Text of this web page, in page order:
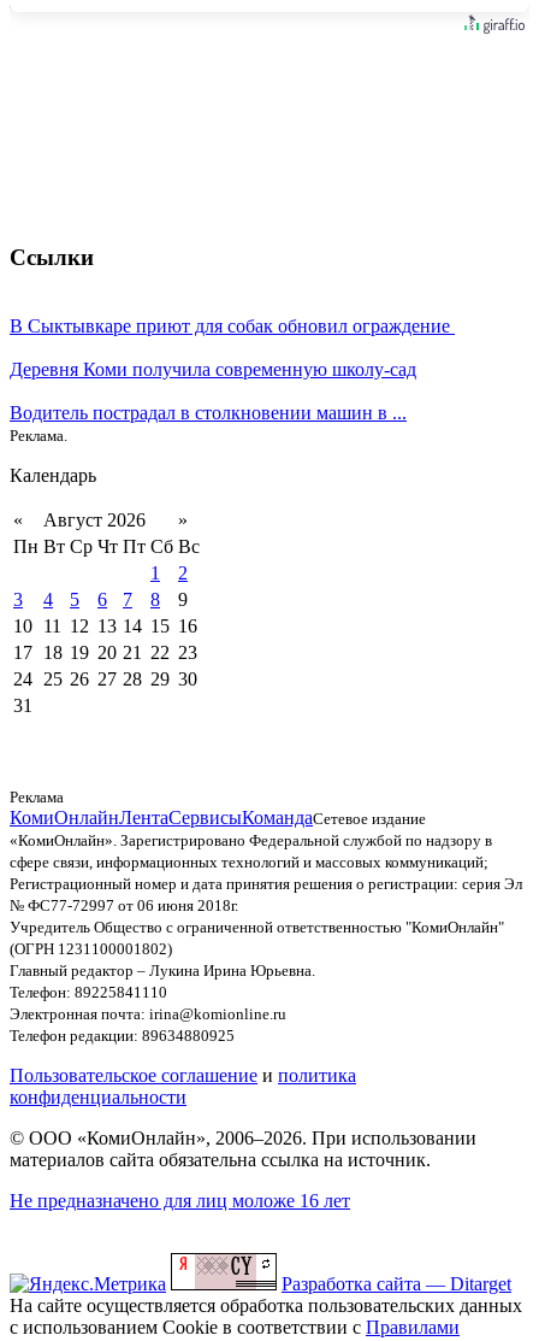
Ссылки
В Сыктывкаре приют для собак обновил ограждение
Деревня Коми получила современную школу-сад
Водитель пострадал в столкновении машин в ...
Реклама.
Календарь
« Август 2026
»
Пн Вт Ср Чт Пт Сб Вс
1
2
3
4 5 6 7 8
9
10 11 12 13 14 15 16
17 18 19 20 21 22 23
24 25 26 27 28 29 30
31
Реклама
КомиОнлайнЛентаСервисыКомандаСетевое издание
«КомиОнлайн». Зарегистрировано Федеральной службой по надзору в
сфере связи, информационных технологий и массовых коммуникаций;
Регистрационный номер и дата принятия решения о регистрации: серия Эл
№ ФС77-72997 от 06 июня 2018г.
Учредитель Общество с ограниченной ответственностью "КомиОнлайн"
(ОГРН 1231100001802)
Главный редактор – Лукина Ирина Юрьевна.
Телефон: 89225841110
Электронная почта: irina@komionline.ru
Телефон редакции: 89634880925
Пользовательское соглашение и политика
конфиденциальности
© ООО «КомиОнлайн», 2006–2026. При использовании
материалов сайта обязательна ссылка на источник.
Не предназначено для лиц моложе 16 лет
Разработка сайта — Ditarget
На сайте осуществляется обработка пользовательских данных
с использованием Cookie в соответствии с Правилами